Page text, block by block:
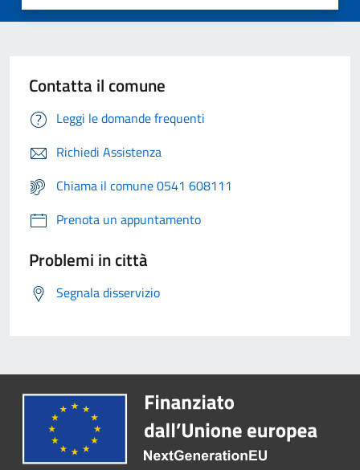
Contatta il comune
Leggi le domande frequenti
Richiedi Assistenza
Chiama il comune 0541 608111
Prenota un appuntamento
Problemi in città
Segnala disservizio